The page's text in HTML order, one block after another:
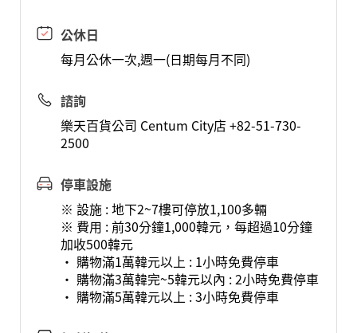
公休日
每月公休一次,週一(日期每月不同)
諮詢
樂天百貨公司 Centum City店 +82-51-730-
2500
停車設施
※ 設施 : 地下2~7樓可停放1,100多輛
※ 費用 : 前30分鐘1,000韓元，每超過10分鐘
加收500韓元
· 購物滿1萬韓元以上 : 1小時免費停車
· 購物滿3萬韓完~5韓元以內 : 2小時免費停車
· 購物滿5萬韓元以上 : 3小時免費停車